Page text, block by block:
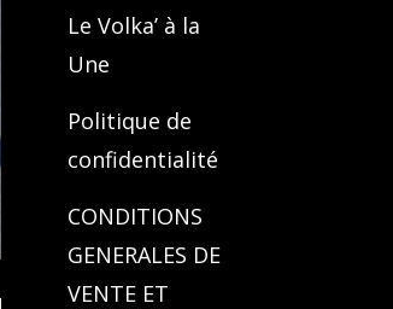
Le Volka’ à la
Une
Politique de
confidentialité
CONDITIONS
GENERALES DE
VENTE ET